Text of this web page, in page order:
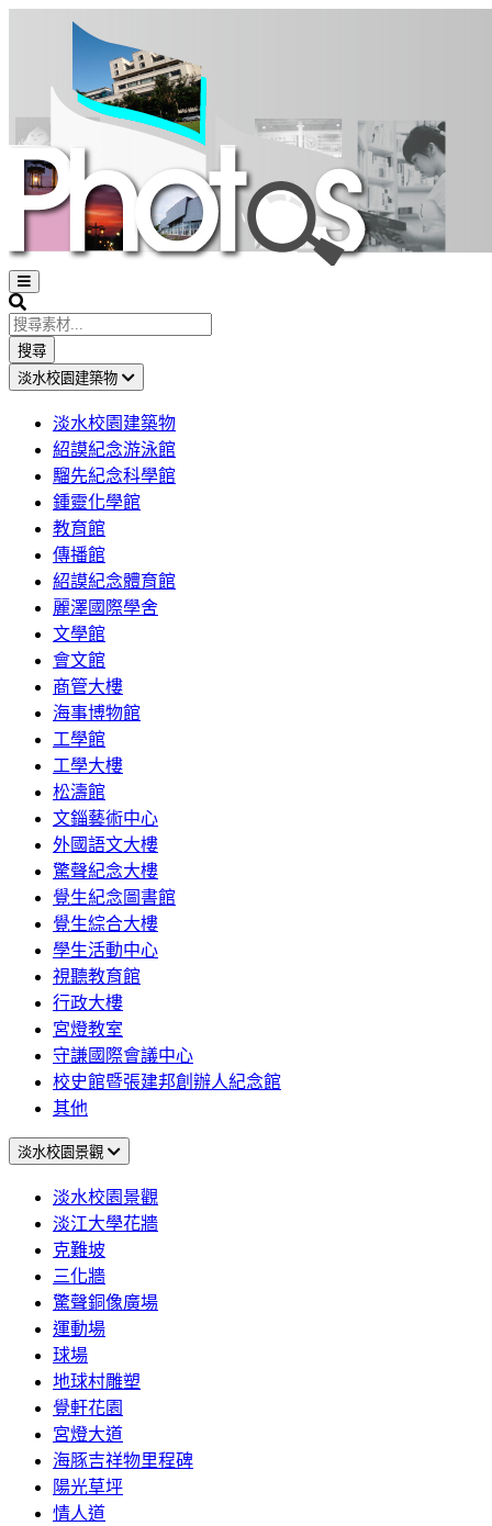
Open
sidebar
Search
搜尋
淡水校園建築物
淡水校園建築物
紹謨紀念游泳館
騮先紀念科學館
鍾靈化學館
教育館
傳播館
紹謨紀念體育館
麗澤國際學舍
文學館
會文館
商管大樓
海事博物館
工學館
工學大樓
松濤館
文錙藝術中心
外國語文大樓
驚聲紀念大樓
覺生紀念圖書館
覺生綜合大樓
學生活動中心
視聽教育館
行政大樓
宮燈教室
守謙國際會議中心
校史館暨張建邦創辦人紀念館
其他
淡水校園景觀
淡水校園景觀
淡江大學花牆
克難坡
三化牆
驚聲銅像廣場
運動場
球場
地球村雕塑
覺軒花園
宮燈大道
海豚吉祥物里程碑
陽光草坪
情人道